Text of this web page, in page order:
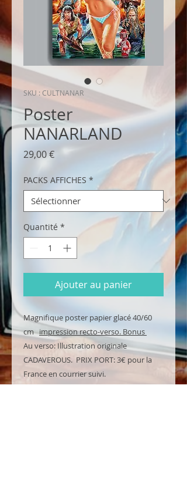
SKU : CULTNANAR
Poster
NANARLAND
29,00 €Prix
PACKS AFFICHES *
Quantité *
Ajouter au panier
Magnifique poster papier glacé 40/60
cmimpression recto-verso. Bonus
Au verso: Illustration originale
CADAVEROUS. PRIX PORT: 3€ pour la
France en courrier suivi.
Prix dégressif (voir DETAILS pour les